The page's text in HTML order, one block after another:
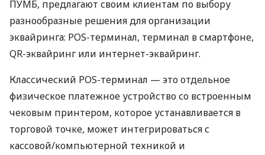
ПУМБ, предлагают своим клиентам по выбору
разнообразные решения для организации
эквайринга: POS-терминал, терминал в смартфоне,
QR-эквайринг или интернет-эквайринг.
Классический POS-терминал — это отдельное
физическое платежное устройство со встроенным
чековым принтером, которое устанавливается в
торговой точке, может интегрироваться с
кассовой/компьютерной техникой и